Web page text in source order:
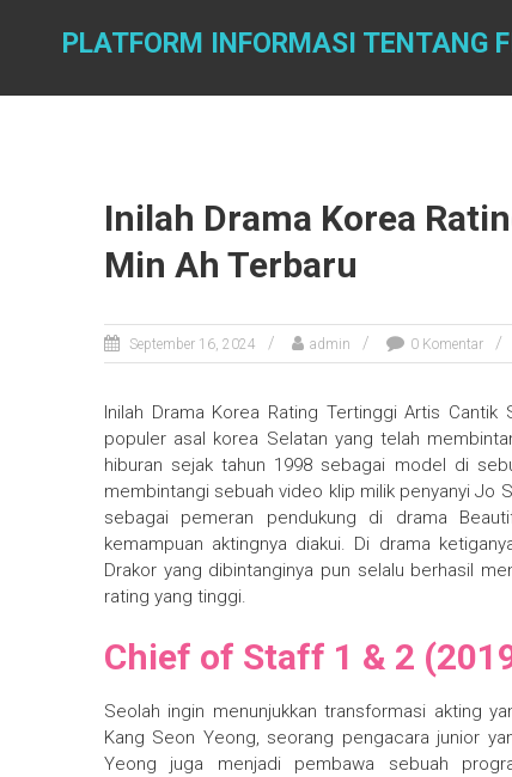
PLATFORM INFORMASI TENTANG
Inilah Drama Korea
Min Ah Terbaru
September 16, 2024 admin 0 Komentar
Inilah Drama Korea Rating Tertinggi Artis
populer asal korea Selatan yang telah
hiburan sejak tahun 1998 sebagai model di
membintangi sebuah video klip milik penyanyi Jo
sebagai pemeran pendukung di drama
kemampuan aktingnya diakui. Di drama
Drakor yang dibintanginya pun selalu berhasil
rating yang tinggi.
Chief of Staff 1 & 2
Seolah ingin menunjukkan transformasi akting
Kang Seon Yeong, seorang pengacara junior
Yeong juga menjadi pembawa sebuah